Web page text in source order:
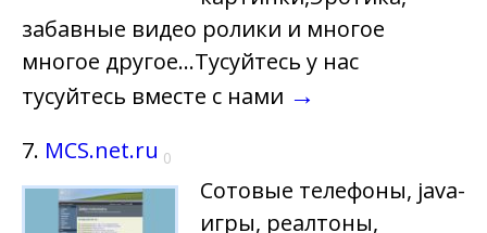
забавные видео ролики и многое
многое другое...Тусуйтесь у нас
тусуйтесь вместе с нами →
7. MCS.net.ru 0
Cотовые телефоны, java-
игры, реалтоны,